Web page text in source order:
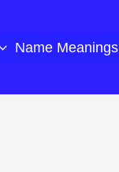
Name Meanings